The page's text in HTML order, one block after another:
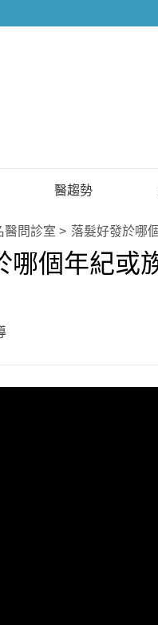
醫趨勢
美醫FUN知識
國際新知
醫問診室 落髮好發於哪
哪個年紀或